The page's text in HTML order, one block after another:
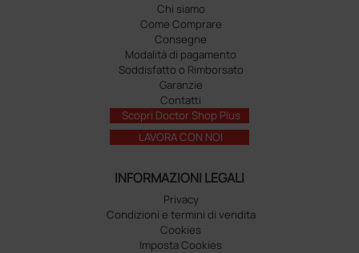
Chi siamo
Come Comprare
Consegne
Modalità di pagamento
Soddisfatto o Rimborsato
Garanzie
Contatti
Scopri Doctor Shop Plus
LAVORA CON NOI
INFORMAZIONI LEGALI
Privacy
Condizioni e termini di vendita
Cookies
Imposta Cookies